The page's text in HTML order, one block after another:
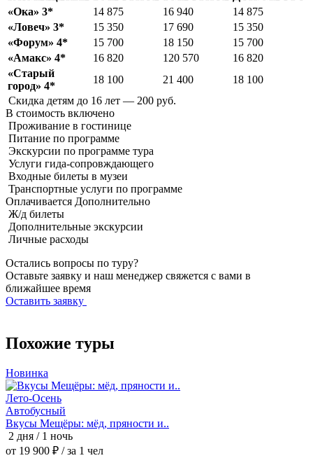
«Ока» 3*
14 875 16 940
14 875
«Ловеч» 3*
15 350 17 690
15 350
«Форум» 4*
15 700 18 150
15 700
«Амакс» 4*
16 820 120 570
16 820
«Старый
город» 4*
18 100 21 400
18 100
Скидка детям до 16 лет — 200 руб.
В стоимость включено
Проживание в гостинице
Питание по программе
Экскурсии по программе тура
Услуги гида-сопровждающего
Входные билеты в музеи
Транспортные услуги по программе
Оплачивается Дополнительно
Ж/д билеты
Дополнительные экскурсии
Личные расходы
Остались вопросы по туру?
Оставьте заявку и наш менеджер свяжется с вами в
ближайшее время
Оставить заявку
Похожие туры
Новинка
Лето-Осень
Автобусный
Вкусы Мещёры: мёд, пряности и..
2 дня / 1 ночь
от 19 900 ₽ / за 1 чел